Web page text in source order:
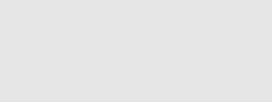
der Corona-Pandemie